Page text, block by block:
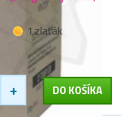
1 zlaťák
+ DO KOŠÍKA